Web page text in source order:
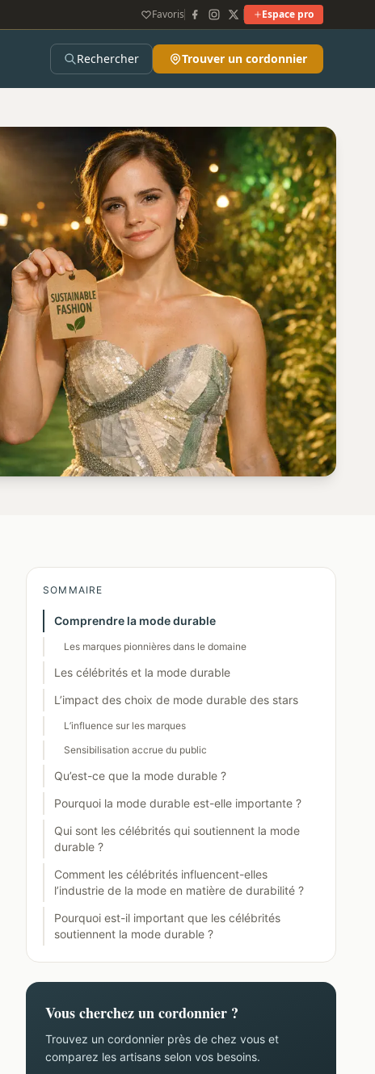
Favoris Espace pro
Rechercher Trouver un cordonnier
SOMMAIRE
Comprendre la mode durable
Les marques pionnières dans le domaine
Les célébrités et la mode durable
L’impact des choix de mode durable des stars
L’influence sur les marques
Sensibilisation accrue du public
Qu’est-ce que la mode durable ?
Pourquoi la mode durable est-elle importante ?
Qui sont les célébrités qui soutiennent la mode
durable ?
Comment les célébrités influencent-elles
l’industrie de la mode en matière de durabilité ?
Pourquoi est-il important que les célébrités
soutiennent la mode durable ?
Vous cherchez un cordonnier ?
Trouvez un cordonnier près de chez vous et
comparez les artisans selon vos besoins.